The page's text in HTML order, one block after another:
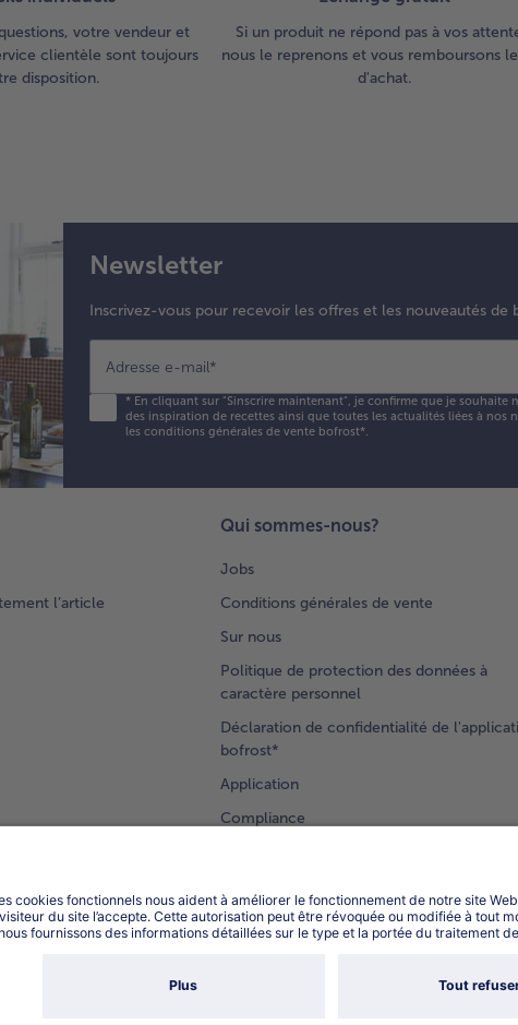
votre vendeur et
clientèle sont toujours
disposition.
Si un produit ne répond pas à vos
nous le reprenons et vous remboursons
d'achat.
Newsletter
Inscrivez-vous pour recevoir les offres et les nouveautés de
Adresse e-mail*
*En cliquant sur "Sinscrire maintenant", je confirme que je souhaite
des inspiration de recettes ainsi que toutes les actualités liées à nos
les conditions générales de vente bofrost*.
l’article
Qui sommes-nous?
Jobs
Conditions générales de vente
Sur nous
Politique de protection des données à
caractère personnel
Déclaration de confidentialité de
bofrost*
Application
Compliance